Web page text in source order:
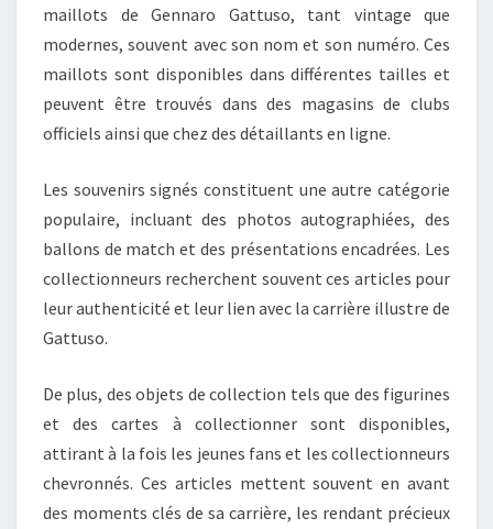
maillots de Gennaro Gattuso, tant vintage que
modernes, souvent avec son nom et son numéro. Ces
maillots sont disponibles dans différentes tailles et
peuvent être trouvés dans des magasins de clubs
officiels ainsi que chez des détaillants en ligne.
Les souvenirs signés constituent une autre catégorie
populaire, incluant des photos autographiées, des
ballons de match et des présentations encadrées. Les
collectionneurs recherchent souvent ces articles pour
leur authenticité et leur lien avec la carrière illustre de
Gattuso.
De plus, des objets de collection tels que des figurines
et des cartes à collectionner sont disponibles,
attirant à la fois les jeunes fans et les collectionneurs
chevronnés. Ces articles mettent souvent en avant
des moments clés de sa carrière, les rendant précieux